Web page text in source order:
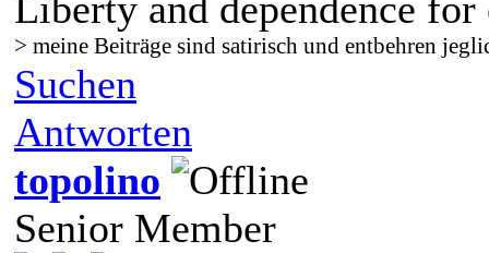
> meine Beiträge sind satirisch und entbehren
Suchen
Antworten
topolino
Senior Member